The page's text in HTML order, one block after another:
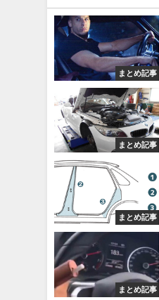
まとめ記事
まとめ記事
まとめ記事
まとめ記事